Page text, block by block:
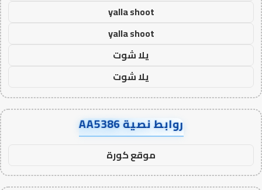
yalla shoot
yalla shoot
يلا شوت
يلا شوت
روابط نصية AA5386
موقع كورة